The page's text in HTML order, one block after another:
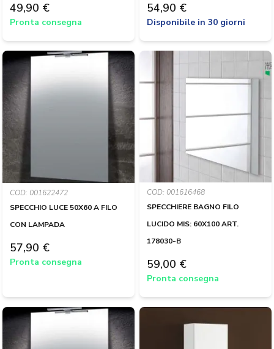
49,90 €
Pronta consegna
54,90 €
Disponibile in 30 giorni
COD: 001622472
SPECCHIO LUCE 50X60 A FILO
CON LAMPADA
57,90 €
Pronta consegna
COD: 001616468
SPECCHIERE BAGNO FILO
LUCIDO MIS: 60X100 ART.
178030-B
59,00 €
Pronta consegna